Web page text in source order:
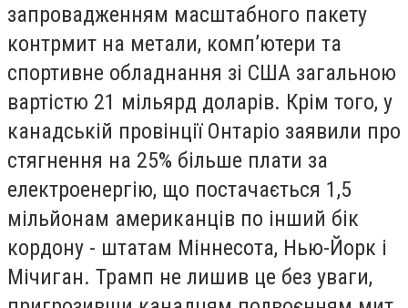
запровадженням масштабного пакету
контрмит на метали, комп’ютери та
спортивне обладнання зі США загальною
вартістю 21 мільярд доларів. Крім того, у
канадській провінції Онтаріо заявили про
стягнення на 25% більше плати за
електроенергію, що постачається 1,5
мільйонам американців по інший бік
кордону - штатам Міннесота, Нью-Йорк і
Мічиган. Трамп не лишив це без уваги,